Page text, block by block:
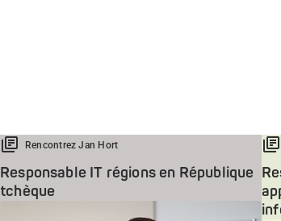
Rencontrez Jan Hort
Responsable IT régions en République
tchèque